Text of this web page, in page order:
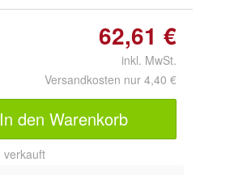
62,61 €
inkl. MwSt.
Versandkosten nur 4,40 €
In den Warenkorb
verkauft